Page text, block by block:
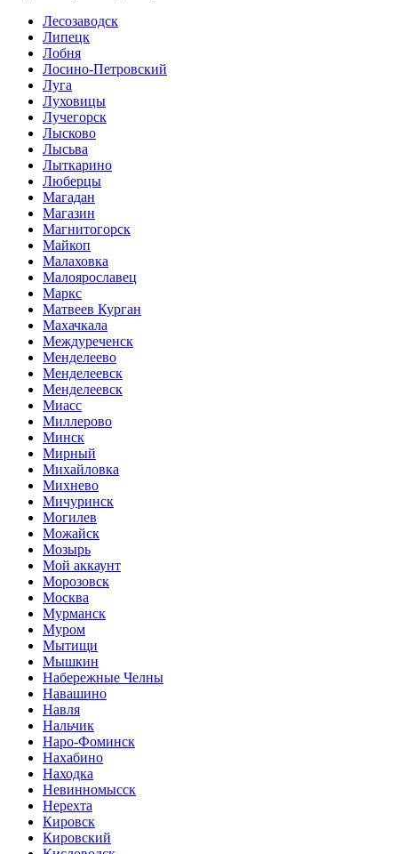
Лесозаводск
Липецк
Лобня
Лосино-Петровский
Луга
Луховицы
Лучегорск
Лысково
Лысьва
Лыткарино
Люберцы
Магадан
Магазин
Магнитогорск
Майкоп
Малаховка
Малоярославец
Маркс
Матвеев Курган
Махачкала
Междуреченск
Менделеево
Менделеевск
Менделеевск
Миасс
Миллерово
Минск
Мирный
Михайловка
Михнево
Мичуринск
Могилев
Можайск
Мозырь
Мой аккаунт
Морозовск
Москва
Мурманск
Муром
Мытищи
Мышкин
Набережные Челны
Навашино
Навля
Нальчик
Наро-Фоминск
Нахабино
Находка
Невинномысск
Нерехта
Кировск
Кировский